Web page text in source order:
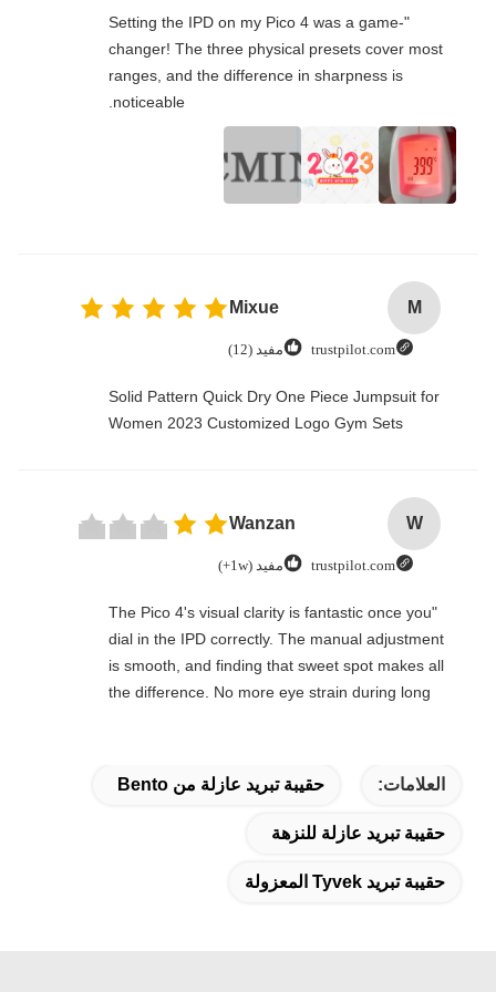
"Setting the IPD on my Pico 4 was a game-
changer! The three physical presets cover most
ranges, and the difference in sharpness is
noticeable.
M
Mixue
trustpilot.com مفيد (12)
Solid Pattern Quick Dry One Piece Jumpsuit for
Women 2023 Customized Logo Gym Sets
W
Wanzan
trustpilot.com مفيد (1w+)
"The Pico 4's visual clarity is fantastic once you
dial in the IPD correctly. The manual adjustment
is smooth, and finding that sweet spot makes all
the difference. No more eye strain during long
manual adjustment is smooth, and finding that
sweet spot makes all the difference. No more eye
taking the time to set it up properly!""The Pico 4's
العلامات: حقيبة تبريد عازلة من Bento
حقيبة تبريد عازلة للنزهة
حقيبة تبريد Tyvek المعزولة